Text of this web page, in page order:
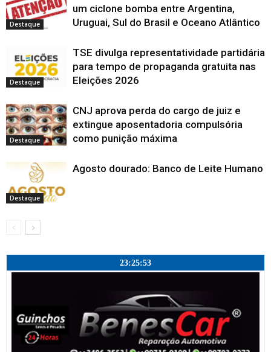
a
n
e
l
a
n
a
n
e
l
l
a
)
n
e
a
e
l
a
e
l
a
)
j
a
n
e
)
a
)
v
a
j
a
l
a
)
Destaque
um ciclone bomba entre Argentina,
Uruguai, Sul do Brasil e Oceano Atlântico
Destaque
TSE divulga representatividade partidária
para tempo de propaganda gratuita nas
Eleições 2026
Destaque
CNJ aprova perda do cargo de juiz e
extingue aposentadoria compulsória
como punição máxima
Destaque
Agosto dourado: Banco de Leite Humano
23:25:54